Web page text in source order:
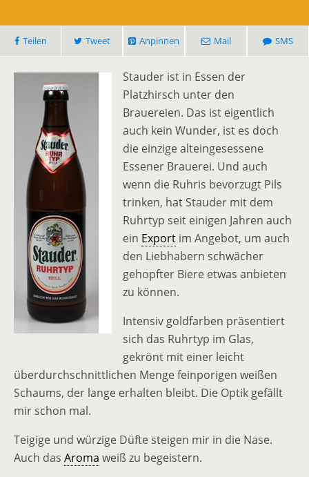
Teilen Tweet Anpinnen Mail SMS
Stauder ist in Essen der
Platzhirsch unter den
Brauereien. Das ist eigentlich
auch kein Wunder, ist es doch
die einzige alteingesessene
Essener Brauerei. Und auch
wenn die Ruhris bevorzugt Pils
trinken, hat Stauder mit dem
Ruhrtyp seit einigen Jahren auch
ein Export im Angebot, um auch
den Liebhabern schwächer
gehopfter Biere etwas anbieten
zu können.
Intensiv goldfarben präsentiert
sich das Ruhrtyp im Glas,
gekrönt mit einer leicht
überdurchschnittlichen Menge feinporigen weißen
Schaums, der lange erhalten bleibt. Die Optik gefällt
mir schon mal.
Teigige und würzige Düfte steigen mir in die Nase.
Auch das Aroma weiß zu begeistern.